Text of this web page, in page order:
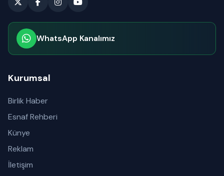
WhatsApp Kanalımız
Kurumsal
Birlik Haber
Esnaf Rehberi
Künye
Reklam
İletişim